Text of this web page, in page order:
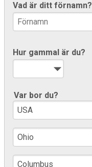
Vad är ditt förnamn?
Hur gammal är du?
Var bor du?